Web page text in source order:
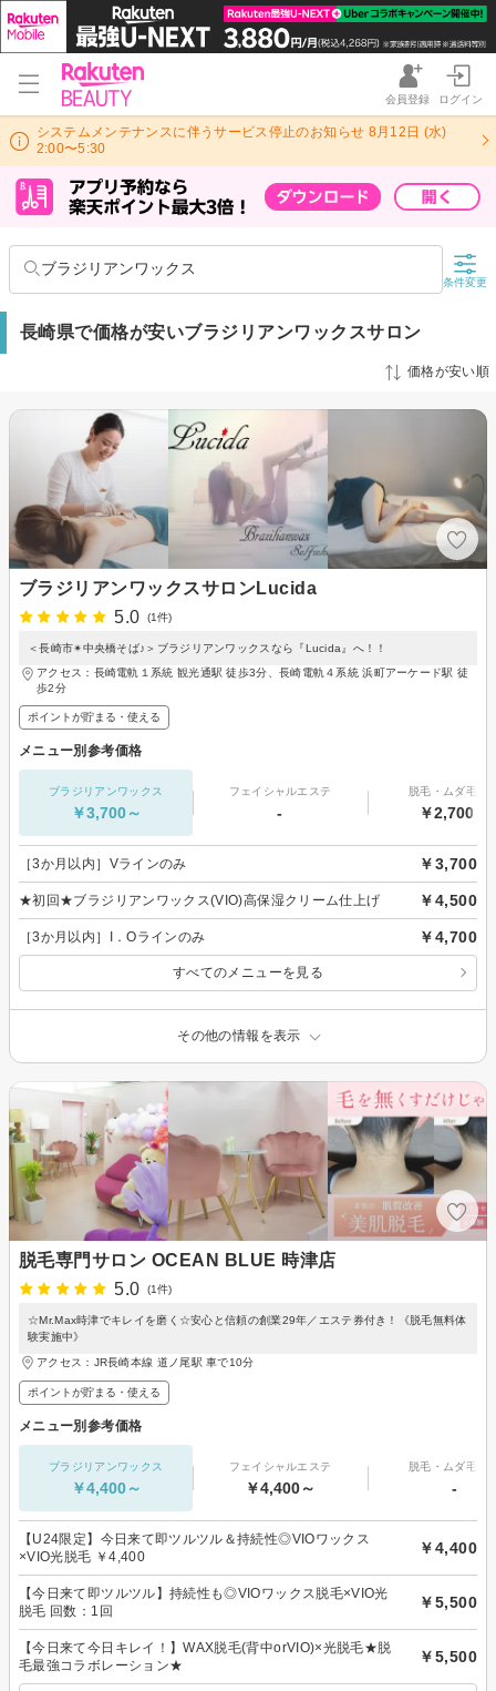
会員登録 ログイン
システムメンテナンスに伴うサービス停止のお知らせ 8月12日 (水)
2:00〜5:30
ブラジリアンワックス
条件変更
長崎県で価格が安いブラジリアンワックスサロン
価格が安い順
ブラジリアンワックスサロンLucida
5.0
(1件)
＜長崎市✴︎中央橋そば♪＞ブラジリアンワックスなら『Lucida』へ！！
アクセス：長崎電軌１系統 観光通駅 徒歩3分、長崎電軌４系統 浜町アーケード駅 徒
歩2分
ポイントが貯まる・使える
メニュー別参考価格
ブラジリアンワックス
￥3,700～
フェイシャルエステ
-
脱毛・ムダ毛処
￥2,700～
［3か月以内］Vラインのみ ￥3,700
★初回★ブラジリアンワックス(VIO)高保湿クリーム仕上げ ￥4,500
［3か月以内］I．Oラインのみ ￥4,700
すべてのメニューを見る
その他の情報を表示
脱毛専門サロン OCEAN BLUE 時津店
5.0
(1件)
☆Mr.Max時津でキレイを磨く☆安心と信頼の創業29年／エステ券付き！《脱毛無料体
験実施中》
アクセス：JR長崎本線 道ノ尾駅 車で10分
ポイントが貯まる・使える
メニュー別参考価格
ブラジリアンワックス
￥4,400～
フェイシャルエステ
￥4,400～
脱毛・ムダ毛処
-
【U24限定】今日来て即ツルツル＆持続性◎VIOワックス
×VIO光脱毛 ￥4,400
￥4,400
【今日来て即ツルツル】持続性も◎VIOワックス脱毛×VIO光
脱毛 回数：1回
￥5,500
【今日来て今日キレイ！】WAX脱毛(背中orVIO)×光脱毛★脱
毛最強コラボレーション★
￥5,500